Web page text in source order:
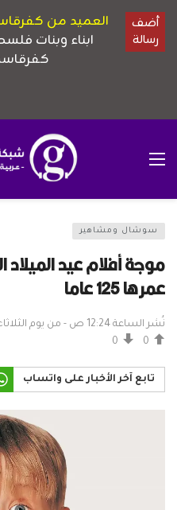
سوشال ومشاهير
موجة أفلام عيد الميلاد
عمرها 125 عاما
نُشر الساعة 12:24 ص - من يوم الثلاثاء 23 ديسمبر / كانون الأول 2025
0
0
تابع آخر الأخبار على واتساب